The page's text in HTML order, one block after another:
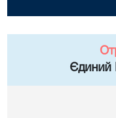
Єдиний